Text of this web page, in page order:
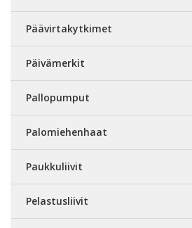
Päävirtakytkimet
Päivämerkit
Pallopumput
Palomiehenhaat
Paukkuliivit
Pelastusliivit